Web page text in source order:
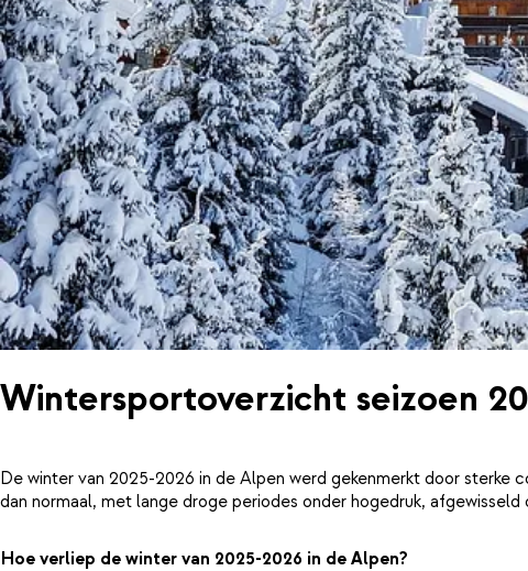
Wintersportoverzicht seizoen
De winter van 2025-2026 in de Alpen werd gekenmerkt door sterke
dan normaal, met lange droge periodes onder hogedruk,
Hoe verliep de winter van 2025-2026 in de Alpen?